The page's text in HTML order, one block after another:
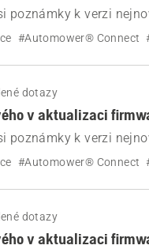
poznámky k verzi
#Automower® Connect
dotazy
v aktualizaci
poznámky k verzi
435X AWD a 535
#Automower® Connect
dotazy
v aktualizaci